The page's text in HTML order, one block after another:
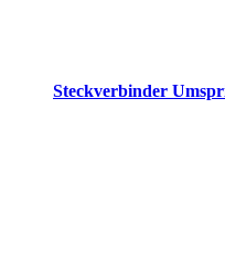
Steckverbinder